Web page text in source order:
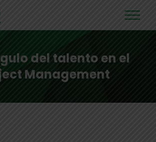
del talento en el
Management